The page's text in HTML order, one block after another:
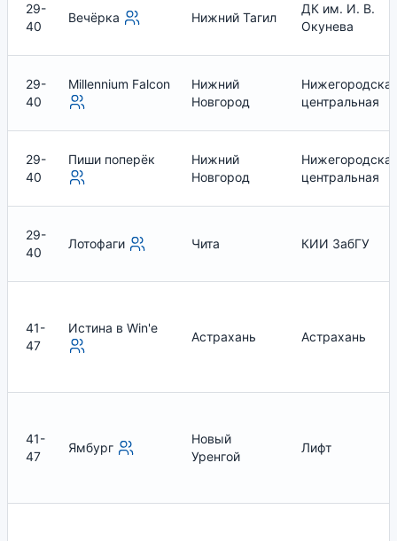
29-
40
Вечёрка Нижний Тагил
ДК им. И. В.
Окунева
29-
40
Millennium Falcon
Нижний
Новгород
центральная
29-
40
Пиши поперёк
Нижний
Новгород
центральная
29-
40
Лотофаги Чита КИИ ЗабГУ
41-
47
Истина в Win'e
Астрахань Астрахань
41-
47
Ямбург
Новый
Уренгой
Лифт